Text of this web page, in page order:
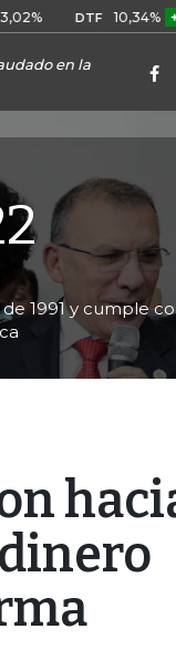
DTF 10,34% +0,10%
en la
1991 y cumple